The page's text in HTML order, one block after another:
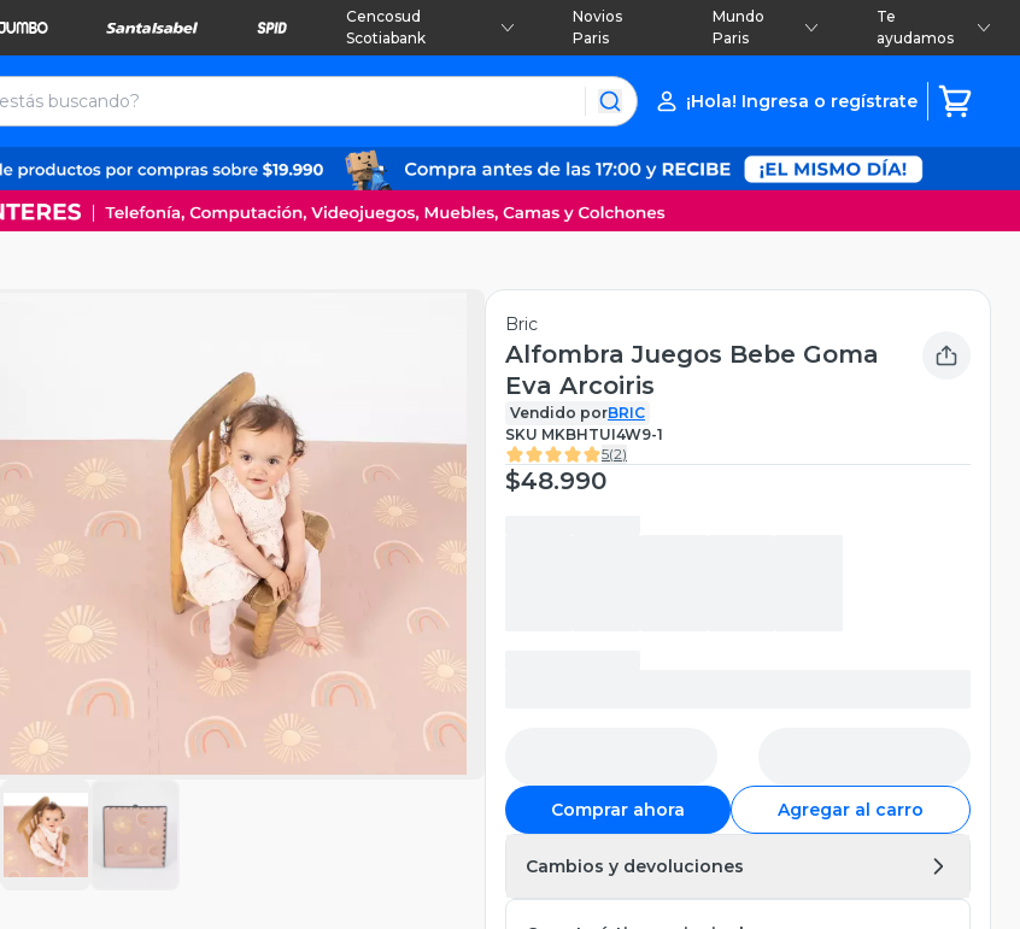
Cencosud
Scotiabank
Novios
Paris
Mundo
Paris
Te
ayudamos
¡Hola! Ingresa o regístrate
Bric
Alfombra Juegos Bebe Goma
Eva Arcoiris
Vendido porBRIC
SKU MKBHTUI4W9-1
5(2)
$48.990
Comprar ahora Agregar al carro
Cambios y devoluciones